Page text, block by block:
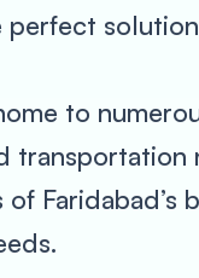
perfect
to
transportation
Faridabad’s